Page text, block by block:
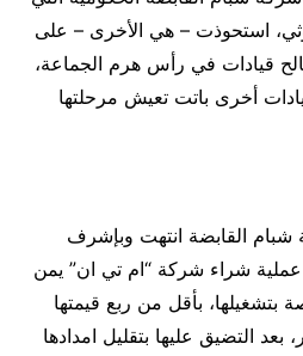
استحوذت – هي الأخرى – على
قيادات في رأس هرم الجماعة،
أخرى باتت تعيش مرحلتها
القابضة انتهت وبإشرف
شراء شركة “ام تي ان” يمن
بتشغيلها، بأقل من ربع قيمتها
مليون دولار، بعد التضيق عليها بتقليل امدادها